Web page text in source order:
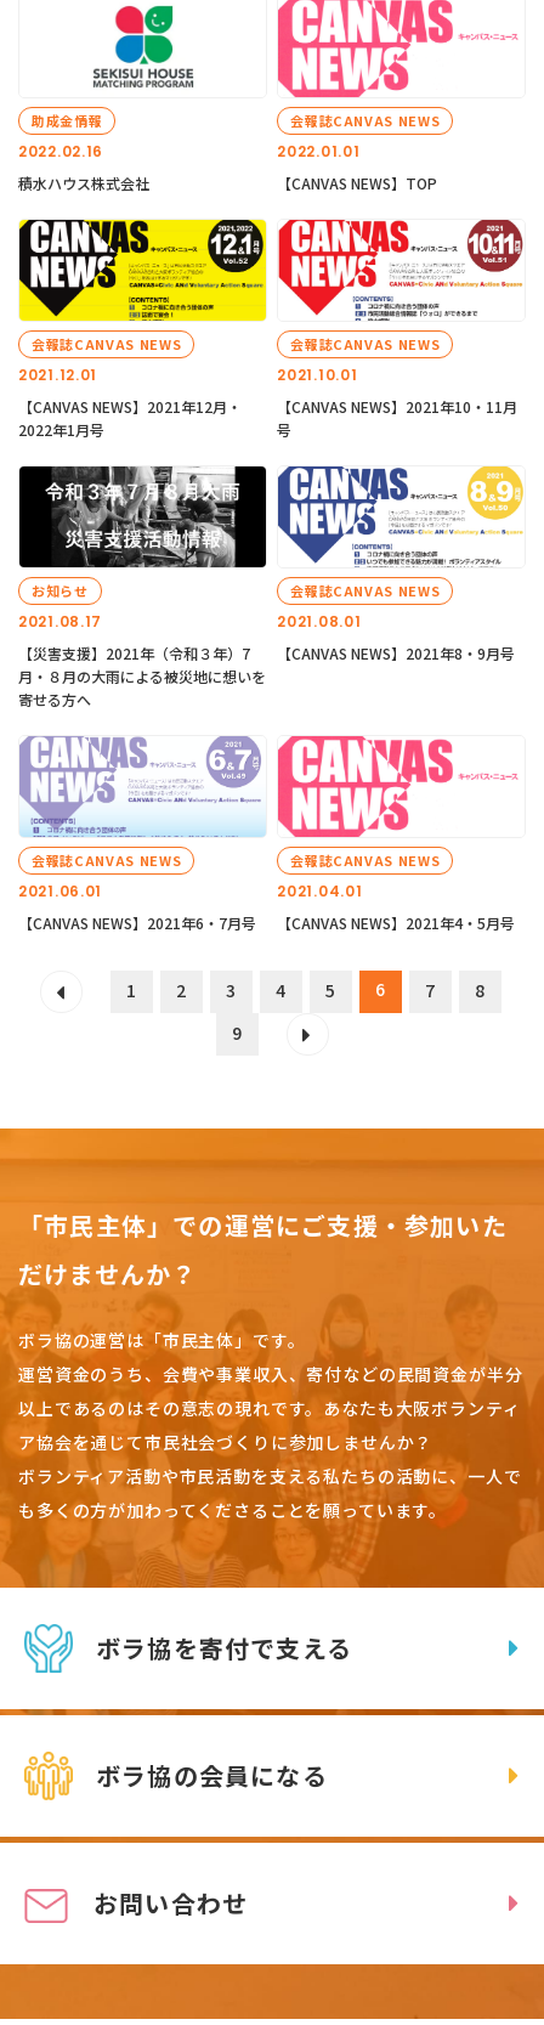
2022.02.16
助成金情報
積水ハウス株式会社
2022.01.01
会報誌CANVAS NEWS
【CANVAS NEWS】TOP
2021.12.01
会報誌CANVAS NEWS
【CANVAS NEWS】2021年12月・
2022年1月号
2021.10.01
会報誌CANVAS NEWS
【CANVAS NEWS】2021年10・11月
号
2021.08.17
お知らせ
【災害支援】2021年（令和３年）7
月・８月の大雨による被災地に想いを
寄せる方へ
2021.08.01
会報誌CANVAS NEWS
【CANVAS NEWS】2021年8・9月号
2021.06.01
会報誌CANVAS NEWS
【CANVAS NEWS】2021年6・7月号
2021.04.01
会報誌CANVAS NEWS
【CANVAS NEWS】2021年4・5月号
1 2 3 4 5 6 7
8
9
「市民主体」での運営にご支援・参加いた
だけませんか？
ボラ協の運営は「市民主体」です。
運営資金のうち、会費や事業収入、寄付などの民間資金が半分
以上であるのはその意志の現れです。 あなたも大阪ボランティ
ア協会を通じて市民社会づくりに参加しませんか？
ボランティア活動や市民活動を支える私たちの活動に、一人で
も多くの方が加わってくださることを願っています。
ボラ協を寄付で支える
ボラ協の会員になる
お問い合わせ